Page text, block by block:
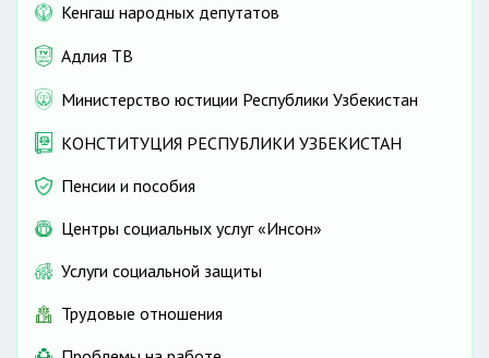
Кенгаш народных депутатов
Адлия ТВ
Министерство юстиции Республики Узбекистан
КОНСТИТУЦИЯ РЕСПУБЛИКИ УЗБЕКИСТАН
Пенсии и пособия
Центры социальных услуг «Инсон»
Услуги социальной защиты
Трудовые отношения